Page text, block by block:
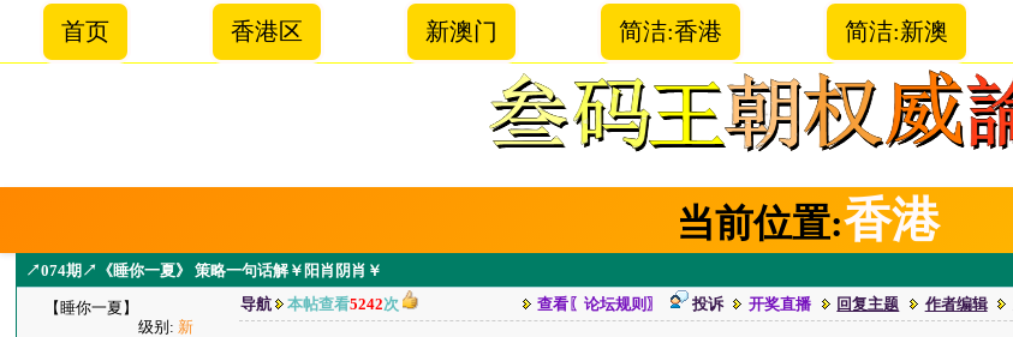
首页 香港区 新澳门 简洁:香港 简洁:新澳
当前位置:香港
↗074期↗《睡你一夏》 策略一句话解￥阳肖阴肖￥
【睡你一夏】
级别: 新
导航 本帖查看5242次 查看〖论坛规则〗 投诉 开奖直播 回复主题 作者编辑